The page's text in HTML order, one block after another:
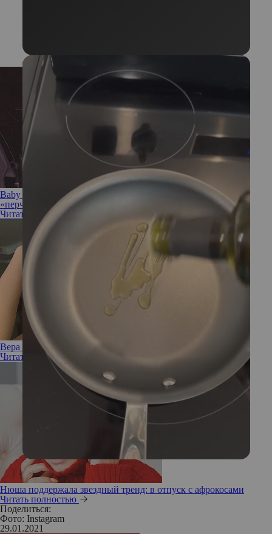
Baby Spice: Ким Кардашьян повторила образ одной из
«перчинок»
Читать полностью
Вера Брежнева удалила свою знаменитую родинку
Читать полностью
Нюша поддержала звездный тренд: в отпуск с афрокосами
Читать полностью
Поделиться:
Фото: Instagram
29.01.2021